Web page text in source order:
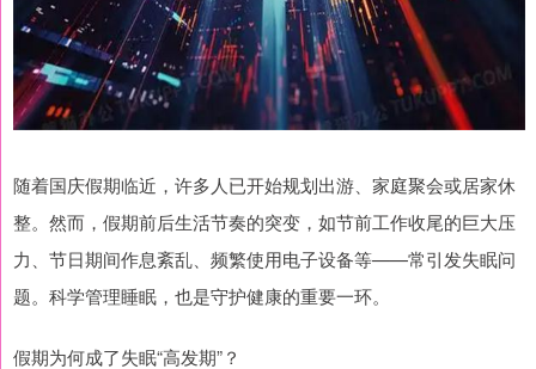
随着国庆假期临近，许多人已开始规划出游、家庭聚会或居家休
整。然而，假期前后生活节奏的突变，如节前工作收尾的巨大压
力、节日期间作息紊乱、频繁使用电子设备等——常引发失眠问
题。科学管理睡眠，也是守护健康的重要一环。
假期为何成了失眠“高发期”？